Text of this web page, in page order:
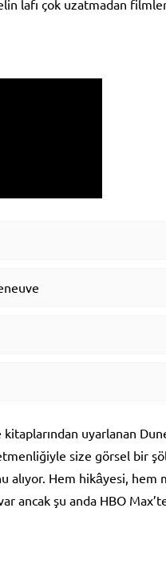
lafı çok uzatmadan
uyarlanan
size görsel bir
alıyor. Hem hikâyesi,
ancak şu anda HBO